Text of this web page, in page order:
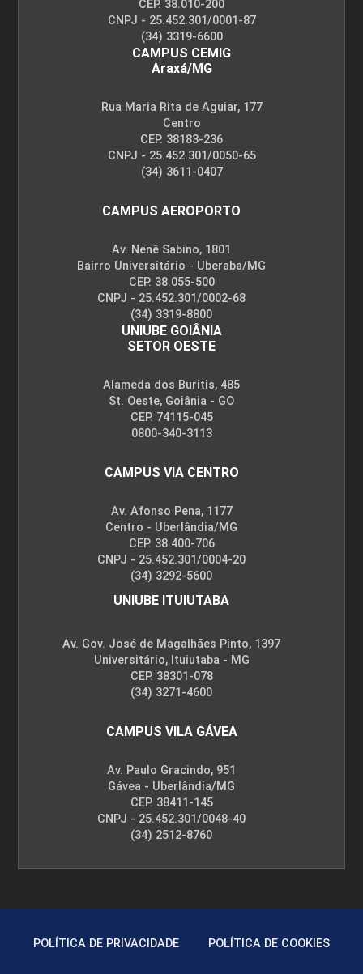
CEP. 38.010-200
CNPJ - 25.452.301/0001-87
(34) 3319-6600
CAMPUS CEMIG
Araxá/MG
Rua Maria Rita de Aguiar, 177
Centro
CEP. 38183-236
CNPJ - 25.452.301/0050-65
(34) 3611-0407
CAMPUS AEROPORTO
Av. Nenê Sabino, 1801
Bairro Universitário - Uberaba/MG
CEP. 38.055-500
CNPJ - 25.452.301/0002-68
(34) 3319-8800
UNIUBE GOIÂNIA
SETOR OESTE
Alameda dos Buritis, 485
St. Oeste, Goiânia - GO
CEP. 74115-045
0800-340-3113
CAMPUS VIA CENTRO
Av. Afonso Pena, 1177
Centro - Uberlândia/MG
CEP. 38.400-706
CNPJ - 25.452.301/0004-20
(34) 3292-5600
UNIUBE ITUIUTABA
Av. Gov. José de Magalhães Pinto, 1397
Universitário, Ituiutaba - MG
CEP. 38301-078
(34) 3271-4600
CAMPUS VILA GÁVEA
Av. Paulo Gracindo, 951
Gávea - Uberlândia/MG
CEP. 38411-145
CNPJ - 25.452.301/0048-40
(34) 2512-8760
POLÍTICA DE PRIVACIDADE POLÍTICA DE COOKIES